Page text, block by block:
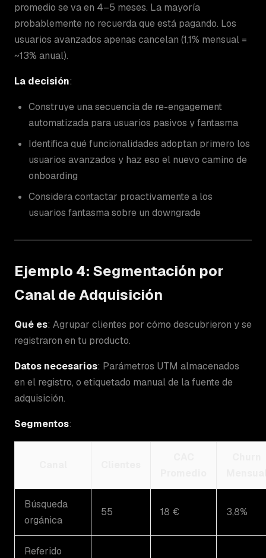
promedio se va en 4–5 meses. La mayoría
probablemente no recuerda que está pagando. Los
usuarios avanzados apenas cancelan (1,1% mensual =
~13% anual).
La decisión:
Construye una secuencia de re-engagement
automatizada para usuarios pasivos y fantasma
Identifica qué funcionalidades adoptan primero los
usuarios avanzados y haz eso el nuevo camino de
onboarding
Considera contactar proactivamente a los
usuarios fantasma sobre un downgrade
Ejemplo 4: Segmentación por
Canal de Adquisición
Qué es: Agrupar clientes por cómo descubrieron y se
registraron en tu producto.
Datos necesarios: Parámetros UTM almacenados
en el registro, o etiquetado manual de la fuente de
adquisición.
Segmentos:
Búsqueda
orgánica
55 18 € 3,8%
Referido